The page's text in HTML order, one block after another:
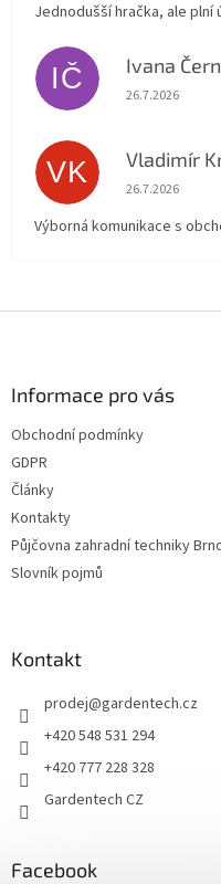
Jednodušší hračka, ale plní
IČ Ivana
Hodnocení
26.7.2026
VK Vladimír
Hodnocení
26.7.2026
Výborná komunikace s
Informace pro vás
Obchodní podmínky
GDPR
Články
Kontakty
Půjčovna zahradní techniky
Slovník pojmů
Kontakt
prodej@gardentech.cz
+420 548 531 294
+420 777 228 328
Gardentech CZ
Facebook